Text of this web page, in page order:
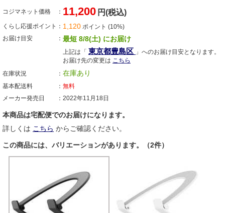
コジマネット価格 11,200 円(税込)
くらし応援ポイント 1,120 ポイント (10%)
お届け目安
最短 8/8(土) にお届け
上記は「 東京都豊島区 」へのお届け目安となります。
お届け先の変更は こちら
在庫状況
在庫あり
基本配送料
無料
メーカー発売日
2022年11月18日
本商品は宅配便でのお届けになります。
詳しくは こちら からご確認ください。
この商品には、バリエーションがあります。（2件）